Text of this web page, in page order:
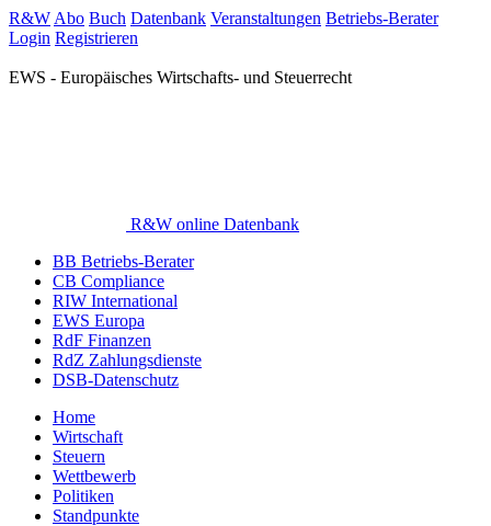
R&W Abo Buch Datenbank Veranstaltungen Betriebs-Berater
Login Registrieren
EWS - Europäisches Wirtschafts- und Steuerrecht
R&W online Datenbank
BB Betriebs-Berater
CB Compliance
RIW International
EWS Europa
RdF Finanzen
RdZ Zahlungsdienste
DSB-Datenschutz
Home
Wirtschaft
Steuern
Wettbewerb
Politiken
Standpunkte